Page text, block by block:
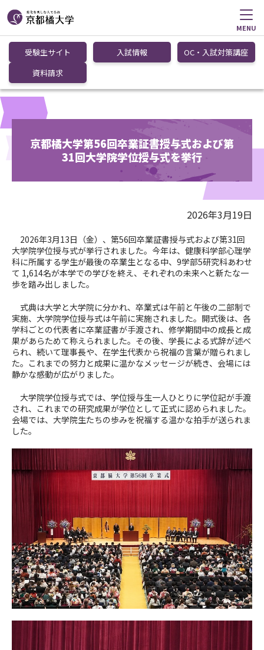
MENU
受験生サイト 入試情報
OC・入試対策講座
資料請求
京都橘大学第56回卒業証書授与式および第
31回大学院学位授与式を挙行
2026年3月19日
2026年3月13日（金）、第56回卒業証書授与式および第31回
大学院学位授与式が挙行されました。今年は、健康科学部心理学
科に所属する学生が最後の卒業生となる中、 9学部5研究科あわせ
て 1,614名が本学での学びを終え、それぞれの未来へと新たな一
歩を踏み出しました。
式典は大学と大学院に分かれ、卒業式は午前と午後の二部制で
実施、大学院学位授与式は午前に実施されました。開式後は、各
学科ごとの代表者に卒業証書が手渡され、修学期間中の成長と成
果があらためて称えられました。その後、学長による式辞が述べ
られ、続いて理事長や、在学生代表から祝福の言葉が贈られまし
た。これまでの努力と成果に温かなメッセージが続き、会場には
静かな感動が広がりました。
大学院学位授与式では、学位授与生一人ひとりに学位記が手渡
され、これまでの研究成果が学位として正式に認められました。
会場では、大学院生たちの歩みを祝福する温かな拍手が送られま
した。